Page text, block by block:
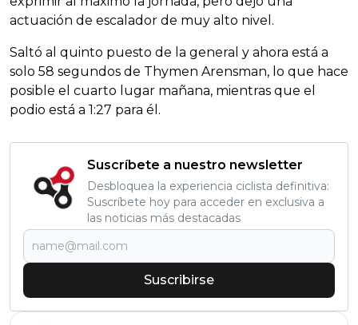
actuación de escalador de muy alto nivel.
Saltó al quinto puesto de la general y ahora está a
solo 58 segundos de Thymen Arensman, lo que hace
posible el cuarto lugar mañana, mientras que el
podio está a 1:27 para él.
Suscríbete a nuestro newsletter
Desbloquea la experiencia ciclista definitiva:
Suscríbete hoy para acceder en exclusiva a
las noticias más destacadas
Suscribirse